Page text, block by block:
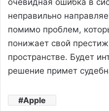
неправильно
помимо проблем,
понижает свой
пространстве. Будет
решение примет
Apple